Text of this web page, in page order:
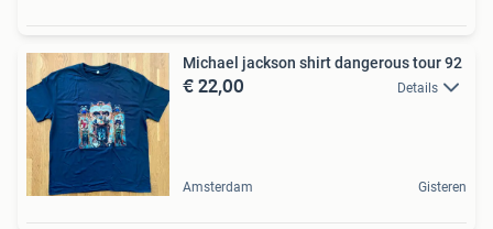
Michael jackson shirt dangerous tour 92
€ 22,00 Details
Amsterdam Gisteren